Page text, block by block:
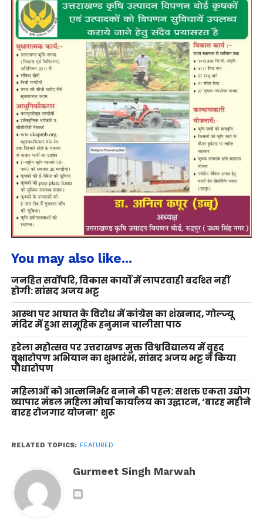
You may also like...
जनहित सर्वोपरि, विकास कार्यों में लापरवाही बर्दाश्त नहीं
होगी: सांसद अजय भट्ट
आस्था पर आघात के विरोध में कांग्रेस का शंखनाद, गोल्ज्यू
मंदिर में हुआ सामूहिक हनुमान चालीसा पाठ
हरेला महोत्सव पर उत्तराखण्ड मुक्त विश्वविद्यालय में वृहद
वृक्षारोपण अभियान का शुभारंभ, सांसद अजय भट्ट ने किया
पौधारोपण
महिलाओं को आत्मनिर्भर बनाने की पहल: सशक्त एकता उद्योग
व्यापार मंडल महिला मोर्चा कार्यालय का उद्घाटन, ‘बारह महीने
बारह रोजगार योजना’ शुरू
RELATED TOPICS: FEATURED
Gurmeet Singh Marwah